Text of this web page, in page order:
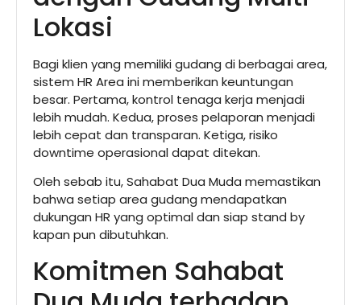
Lokasi
Bagi klien yang memiliki gudang di berbagai area,
sistem HR Area ini memberikan keuntungan
besar. Pertama, kontrol tenaga kerja menjadi
lebih mudah. Kedua, proses pelaporan menjadi
lebih cepat dan transparan. Ketiga, risiko
downtime operasional dapat ditekan.
Oleh sebab itu, Sahabat Dua Muda memastikan
bahwa setiap area gudang mendapatkan
dukungan HR yang optimal dan siap stand by
kapan pun dibutuhkan.
Komitmen Sahabat